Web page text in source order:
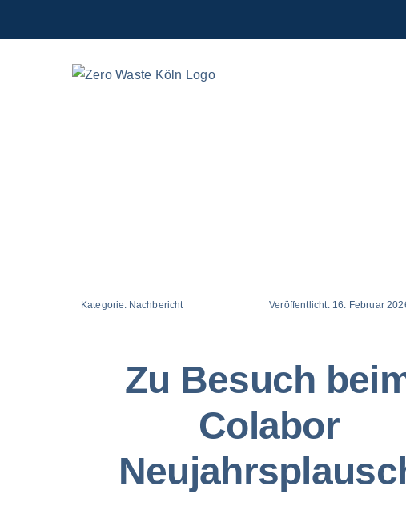
Kategorie: Nachbericht Veröffentlicht: 16. Februar
Zu Besuch
Colabor